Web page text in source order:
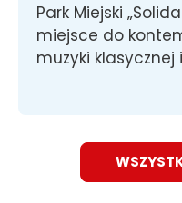
Park Miejski
miejsce do
muzyki klasycznej